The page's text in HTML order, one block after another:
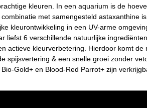
kleuren. In een aquarium is de
met samengesteld astaxanthine
kleurontwikkeling in een UV-arme
liefst 6 verschillende natuurlijke
actieve kleurverbetering. Hierdoor komt de
spijsvertering & een snelle groei zonder
Gold+ en Blood-Red Parrot+ zijn